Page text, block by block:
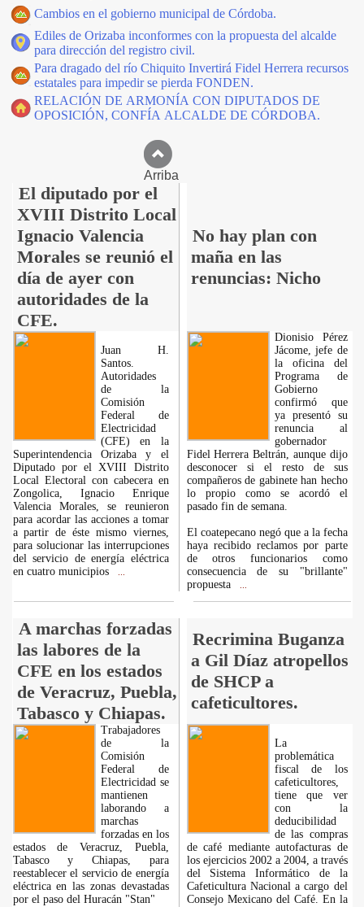
Cambios en el gobierno municipal de Córdoba.
Ediles de Orizaba inconformes con la propuesta del alcalde
para dirección del registro civil.
Para dragado del río Chiquito Invertirá Fidel Herrera recursos
estatales para impedir se pierda FONDEN.
RELACIÓN DE ARMONÍA CON DIPUTADOS DE
OPOSICIÓN, CONFÍA ALCALDE DE CÓRDOBA.
Arriba
El diputado por el
XVIII Distrito Local
Ignacio Valencia
Morales se reunió el
día de ayer con
autoridades de la
CFE.
No hay plan con
maña en las
renuncias: Nicho
Juan H.
Santos.
Autoridades
de la
Comisión
Federal de
Electricidad
(CFE) en la
Superintendencia Orizaba y el
Diputado por el XVIII Distrito
Local Electoral con cabecera en
Zongolica, Ignacio Enrique
Valencia Morales, se reunieron
para acordar las acciones a tomar
a partir de éste mismo viernes,
para solucionar las interrupciones
del servicio de energía eléctrica
en cuatro municipios
Dionisio Pérez
Jácome, jefe de
la oficina del
Programa de
Gobierno
confirmó que
ya presentó su
renuncia al
gobernador
Fidel Herrera Beltrán, aunque dijo
desconocer si el resto de sus
compañeros de gabinete han hecho
lo propio como se acordó el
pasado fin de semana.
El coatepecano negó que a la fecha
haya recibido reclamos por parte
de otros funcionarios como
consecuencia de su "brillante"
propuesta
A marchas forzadas
las labores de la
CFE en los estados
de Veracruz, Puebla,
Tabasco y Chiapas.
Recrimina Buganza
a Gil Díaz atropellos
de SHCP a
cafeticultores.
Trabajadores
de la
Comisión
Federal de
Electricidad se
mantienen
laborando a
marchas
forzadas en los
estados de Veracruz, Puebla,
Tabasco y Chiapas, para
reestablecer el servicio de energía
eléctrica en las zonas devastadas
por el paso del Huracán "Stan"
La
problemática
fiscal de los
cafeticultores,
tiene que ver
con la
deducibilidad
de las compras
de café mediante autofacturas de
los ejercicios 2002 a 2004, a través
del Sistema Informático de la
Cafeticultura Nacional a cargo del
Consejo Mexicano del Café. En la